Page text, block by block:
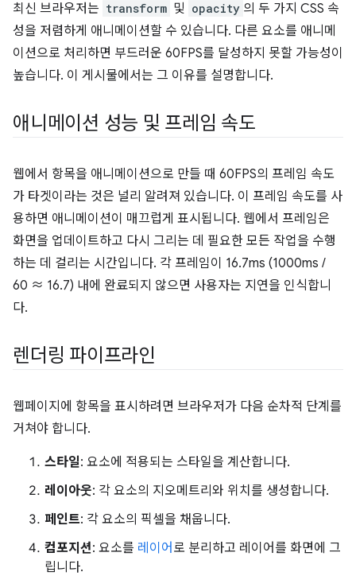
최신 브라우저는 transform 및 opacity 의 두 가지 CSS 속
성을 저렴하게 애니메이션할 수 있습니다. 다른 요소를 애니메
이션으로 처리하면 부드러운 60FPS를 달성하지 못할 가능성이
높습니다. 이 게시물에서는 그 이유를 설명합니다.
애니메이션 성능 및 프레임 속도
웹에서 항목을 애니메이션으로 만들 때 60FPS의 프레임 속도
가 타겟이라는 것은 널리 알려져 있습니다. 이 프레임 속도를 사
용하면 애니메이션이 매끄럽게 표시됩니다. 웹에서 프레임은
화면을 업데이트하고 다시 그리는 데 필요한 모든 작업을 수행
하는 데 걸리는 시간입니다. 각 프레임이 16.7ms (1000ms /
60 ≈ 16.7) 내에 완료되지 않으면 사용자는 지연을 인식합니
다.
렌더링 파이프라인
웹페이지에 항목을 표시하려면 브라우저가 다음 순차적 단계를
거쳐야 합니다.
스타일: 요소에 적용되는 스타일을 계산합니다.
레이아웃: 각 요소의 지오메트리와 위치를 생성합니다.
페인트: 각 요소의 픽셀을 채웁니다.
컴포지션: 요소를 레이어 로 분리하고 레이어를 화면에 그
립니다.